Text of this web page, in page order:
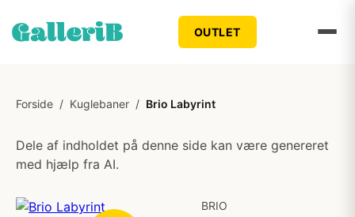
OUTLET
Forside / Kuglebaner / Brio Labyrint
Dele af indholdet på denne side kan være genereret
med hjælp fra AI.
BRIO